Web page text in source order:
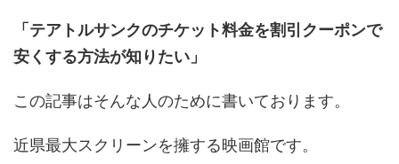
「テアトルサンクのチケット料金を割引クーポンで
安くする方法が知りたい」
この記事はそんな人のために書いております。
近県最大スクリーンを擁する映画館です。